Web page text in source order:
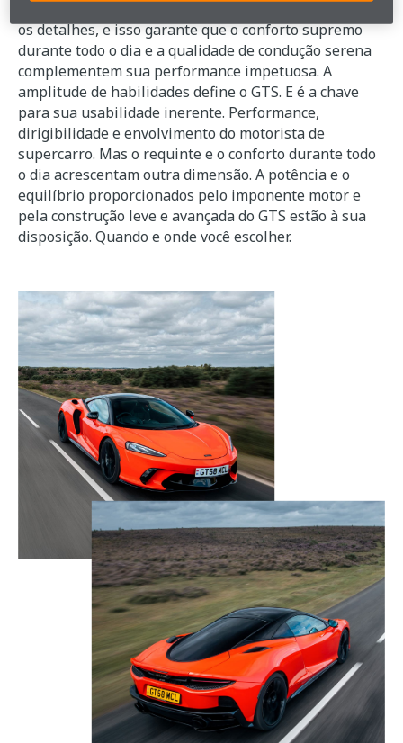
os detalhes, e isso garante que o conforto supremo
durante todo o dia e a qualidade de condução serena
complementem sua performance impetuosa. A
amplitude de habilidades define o GTS. E é a chave
para sua usabilidade inerente. Performance,
dirigibilidade e envolvimento do motorista de
supercarro. Mas o requinte e o conforto durante todo
o dia acrescentam outra dimensão. A potência e o
equilíbrio proporcionados pelo imponente motor e
pela construção leve e avançada do GTS estão à sua
disposição. Quando e onde você escolher.